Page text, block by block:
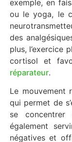
exemple, en
ou le yoga, le
des
plus, l’exercice
cortisol et
réparateur.
Le mouvement
qui permet de
se
également
négatives et